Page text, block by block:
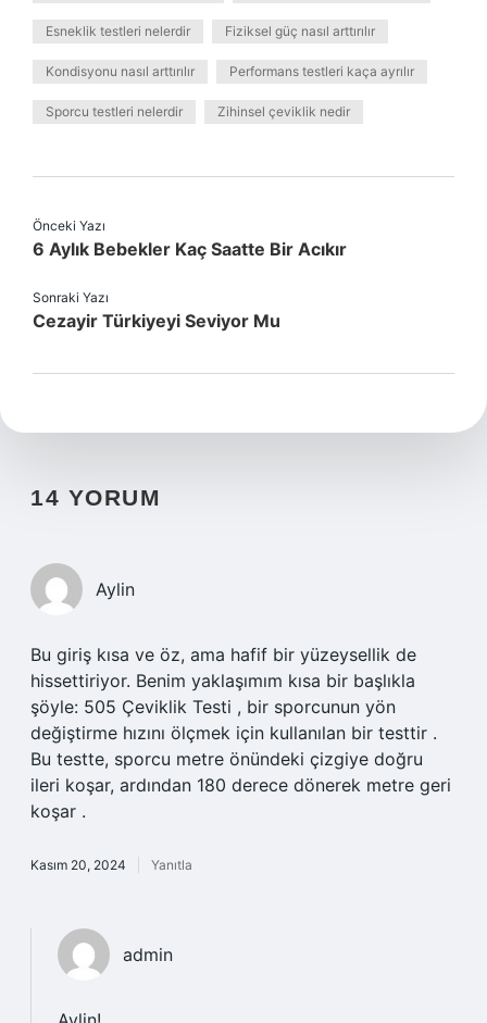
Esneklik testleri nelerdir Fiziksel güç nasıl arttırılır
Kondisyonu nasıl arttırılır Performans testleri kaça ayrılır
Sporcu testleri nelerdir Zihinsel çeviklik nedir
Önceki Yazı
6 Aylık Bebekler Kaç Saatte Bir Acıkır
Sonraki Yazı
Cezayir Türkiyeyi Seviyor Mu
14 YORUM
Aylin
Bu giriş kısa ve öz, ama hafif bir yüzeysellik de
hissettiriyor. Benim yaklaşımım kısa bir başlıkla
şöyle: 505 Çeviklik Testi , bir sporcunun yön
değiştirme hızını ölçmek için kullanılan bir testtir .
Bu testte, sporcu metre önündeki çizgiye doğru
ileri koşar, ardından 180 derece dönerek metre geri
koşar .
Kasım 20, 2024 Yanıtla
admin